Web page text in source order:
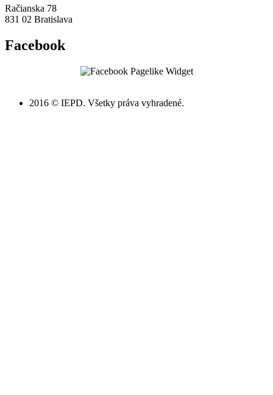
Račianska 78
831 02 Bratislava
Facebook
2016 © IEPD. Všetky práva vyhradené.